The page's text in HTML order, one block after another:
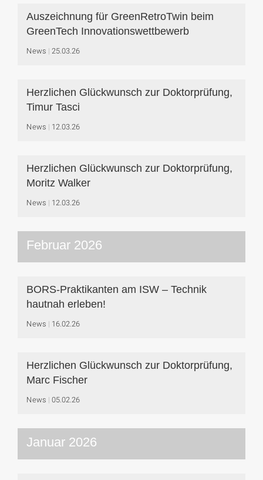
Auszeichnung für GreenRetroTwin beim
GreenTech Innovationswettbewerb
News 25.03.26
Herzlichen Glückwunsch zur Doktorprüfung,
Timur Tasci
News 12.03.26
Herzlichen Glückwunsch zur Doktorprüfung,
Moritz Walker
News 12.03.26
Februar 2026
BORS-Praktikanten am ISW – Technik
hautnah erleben!
News 16.02.26
Herzlichen Glückwunsch zur Doktorprüfung,
Marc Fischer
News 05.02.26
Januar 2026